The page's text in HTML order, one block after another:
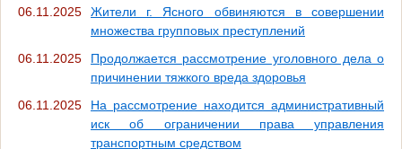
06.11.2025
Жители г. Ясного обвиняются в совершении
множества групповых преступлений
06.11.2025
Продолжается рассмотрение уголовного дела о
причинении тяжкого вреда здоровья
06.11.2025
На рассмотрение находится административный
иск об ограничении права управления
транспортным средством